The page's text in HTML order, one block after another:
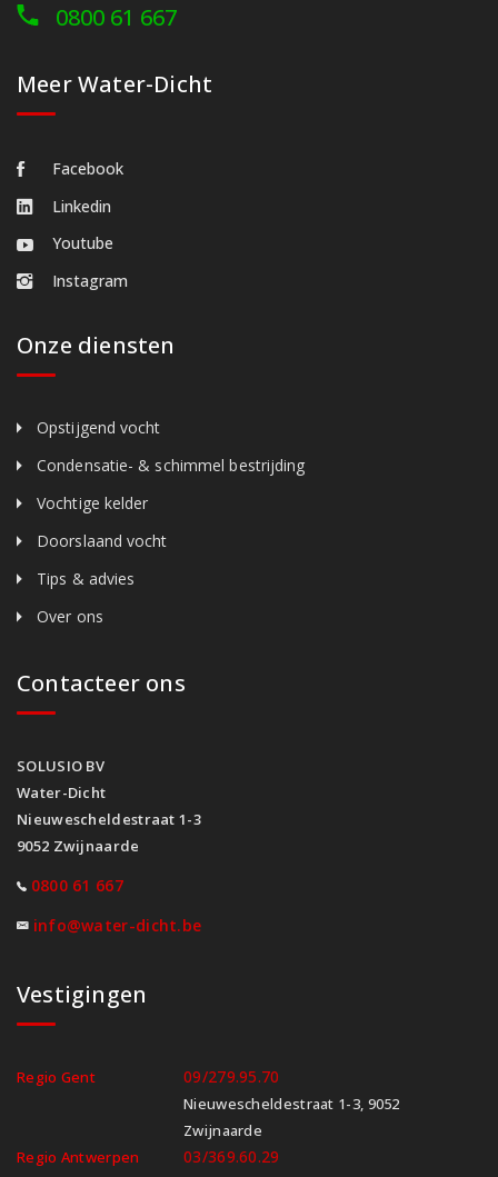
0800 61 667
Meer Water-Dicht
Facebook
Linkedin
Youtube
Instagram
Onze diensten
Opstijgend vocht
Condensatie- & schimmel bestrijding
Vochtige kelder
Doorslaand vocht
Tips & advies
Over ons
Contacteer ons
SOLUSIO BV
Water-Dicht
Nieuwescheldestraat 1-3
9052 Zwijnaarde
0800 61 667
info@water-dicht.be
Vestigingen
Regio Gent 09/279.95.70
Nieuwescheldestraat 1-3, 9052
Zwijnaarde
Regio Antwerpen
03/369.60.29